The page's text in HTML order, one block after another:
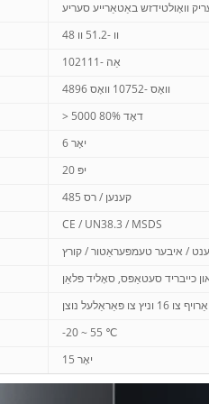
וואָולטידזש באַטאַרייע סעריע
48 וו -51.2 וו
102אַה -111
4896 וואָס -10752 וואָס
> 5000 80% דאָד
6 יאָר
יפּ 20
קענען / רס 485
CE / UN38.3 / MSDS
/ איבער טעמפּעראַטור / קורץ
כייבריד סעטאַפּס, סאָליד פּלאַן
אַרויף צו 16 וניץ צו פּאַראַלעל נוצן
-20 ~ 55 ℃
15 יאָר